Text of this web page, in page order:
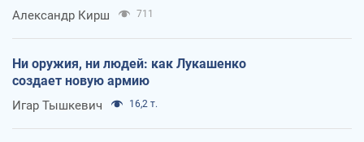
Александр Кирш 711
Ни оружия, ни людей: как Лукашенко
создает новую армию
Игар Тышкевич 16,2 т.